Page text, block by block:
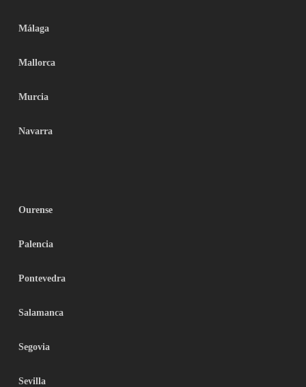
Málaga
Mallorca
Murcia
Navarra
Ourense
Palencia
Pontevedra
Salamanca
Segovia
Sevilla